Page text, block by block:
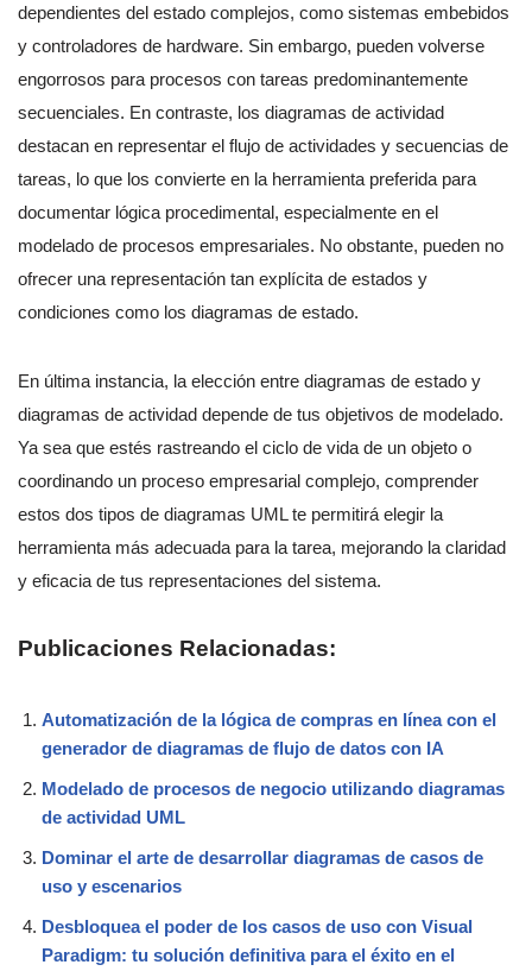
dependientes del estado complejos, como sistemas embebidos
y controladores de hardware. Sin embargo, pueden volverse
engorrosos para procesos con tareas predominantemente
secuenciales. En contraste, los diagramas de actividad
destacan en representar el flujo de actividades y secuencias de
tareas, lo que los convierte en la herramienta preferida para
documentar lógica procedimental, especialmente en el
modelado de procesos empresariales. No obstante, pueden no
ofrecer una representación tan explícita de estados y
condiciones como los diagramas de estado.
En última instancia, la elección entre diagramas de estado y
diagramas de actividad depende de tus objetivos de modelado.
Ya sea que estés rastreando el ciclo de vida de un objeto o
coordinando un proceso empresarial complejo, comprender
estos dos tipos de diagramas UML te permitirá elegir la
herramienta más adecuada para la tarea, mejorando la claridad
y eficacia de tus representaciones del sistema.
Publicaciones Relacionadas:
Automatización de la lógica de compras en línea con el
generador de diagramas de flujo de datos con IA
Modelado de procesos de negocio utilizando diagramas
de actividad UML
Dominar el arte de desarrollar diagramas de casos de
uso y escenarios
Desbloquea el poder de los casos de uso con Visual
Paradigm: tu solución definitiva para el éxito en el